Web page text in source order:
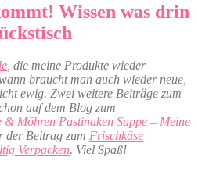
Wissen was drin
, die meine Produkte wieder
braucht man auch wieder neue,
ewig. Zwei weitere Beiträge zum
auf dem Blog zum
Möhren Pastinaken Suppe – Meine
der Beitrag zum Frischkäse
Verpacken. Viel Spaß!